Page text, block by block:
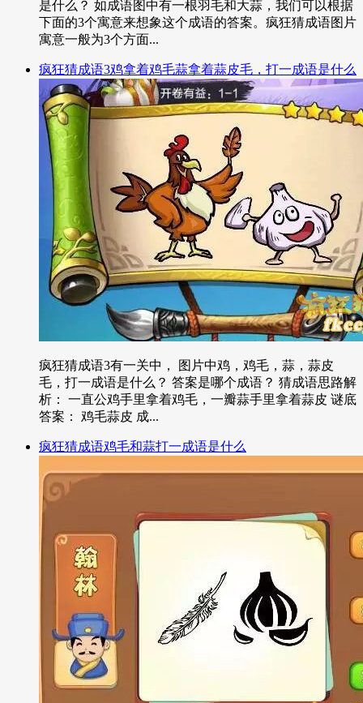
是什么？ 如成语图中有一根羽毛和大蒜，我们可以根据
下面的3个寓意来想象这个成语的答案。疯狂猜成语图片
寓意一般为3个方面...
疯狂猜成语3鸡拿着鸡毛蒜拿着蒜皮毛，打一成语是什么
疯狂猜成语3有一关中， 图片中鸡，鸡毛，蒜，蒜皮
毛，打一成语是什么？ 答案是哪个成语？ 猜成语思路解
析： 一直公鸡手里拿着鸡毛，一瓣蒜手里拿着蒜皮 谜底
答案： 鸡毛蒜皮 成...
疯狂猜成语鸡毛和蒜打一成语是什么